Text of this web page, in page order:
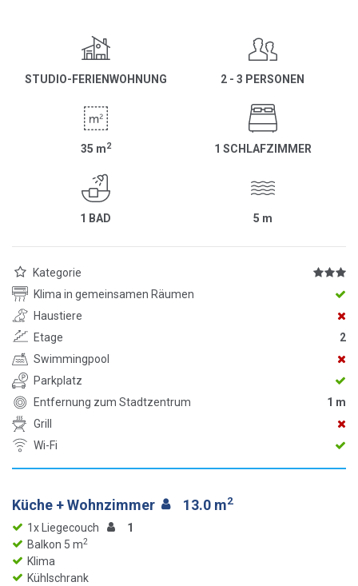
STUDIO-FERIENWOHNUNG 2 - 3 PERSONEN
35 m2 1 SCHLAFZIMMER
1 BAD 5 m
Kategorie
Klima in gemeinsamen Räumen
Haustiere
Etage
2
Swimmingpool
Parkplatz
Entfernung zum Stadtzentrum
1 m
Grill
Wi-Fi
Küche + Wohnzimmer 13.0 m2
1x Liegecouch
1
Balkon 5 m2
Klima
Kühlschrank